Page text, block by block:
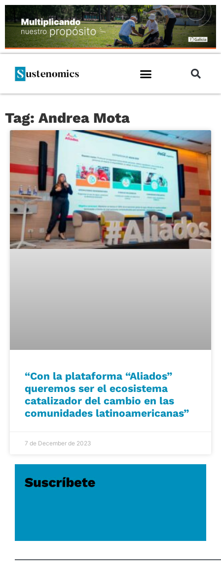
Tag: Andrea Mota
“Con la plataforma “Aliados”
queremos ser el ecosistema
catalizador del cambio en las
comunidades latinoamericanas”
7 de December de 2023